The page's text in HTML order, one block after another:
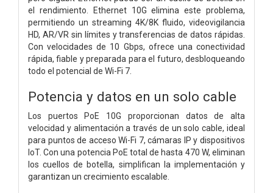
el rendimiento. Ethernet 10G elimina este problema,
permitiendo un streaming 4K/8K fluido, videovigilancia
HD, AR/VR sin límites y transferencias de datos rápidas.
Con velocidades de 10 Gbps, ofrece una conectividad
rápida, fiable y preparada para el futuro, desbloqueando
todo el potencial de Wi-Fi 7.
Potencia y datos en un solo cable
Los puertos PoE 10G proporcionan datos de alta
velocidad y alimentación a través de un solo cable, ideal
para puntos de acceso Wi-Fi 7, cámaras IP y dispositivos
IoT. Con una potencia PoE total de hasta 470 W, eliminan
los cuellos de botella, simplifican la implementación y
garantizan un crecimiento escalable.